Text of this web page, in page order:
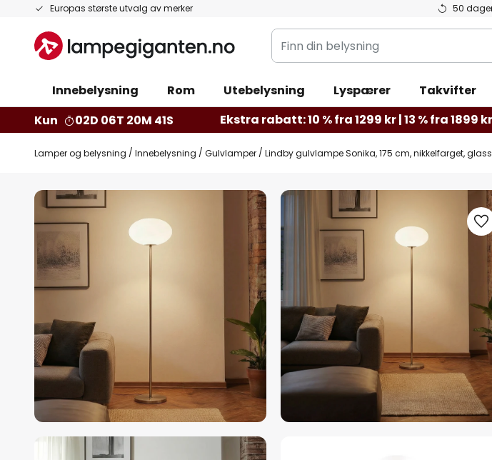
Europas største utvalg av merker 50
Hopp
innhold
Finn
din
Innebelysning Rom Utebelysning Lyspærer Takvifter
Kun
02D 06T 20M 39S Ekstra rabatt: 10 % fra 1299 kr | 13 % fra 1899 kr
Lamper og belysning Innebelysning Gulvlamper Lindby gulvlampe Sonika, 175 cm, nikkelfarget, glass,
Gå
av
bildegalleri